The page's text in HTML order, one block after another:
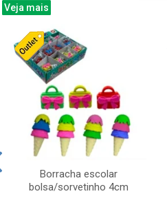
Veja mais
Borracha escolar
bolsa/sorvetinho 4cm